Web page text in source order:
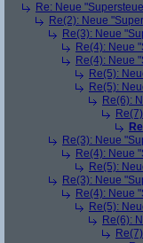
Re: Neue
Re(2): Neue
Re(3): Neue
Re(4): Neue
Re(4): Neue
Re(5):
Re(5):
Re(6):
Re(3): Neue
Re(4): Neue
Re(5):
Re(3): Neue
Re(4): Neue
Re(5):
Re(6):